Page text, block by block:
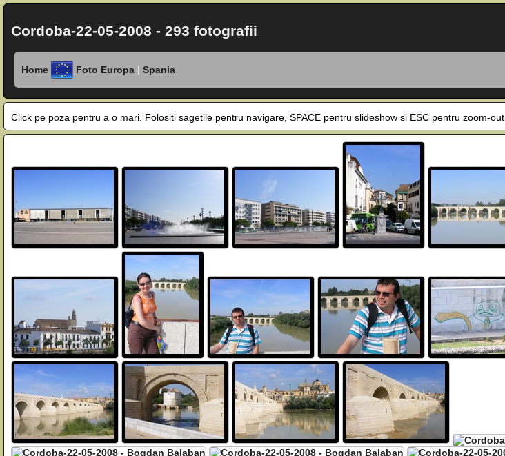
Cordoba-22-05-2008 - 293 fotografii
Home Foto Europa | Spania
Click pe poza pentru a o mari. Folositi sagetile pentru navigare, SPACE pentru slideshow si ESC pentru zoom-out.